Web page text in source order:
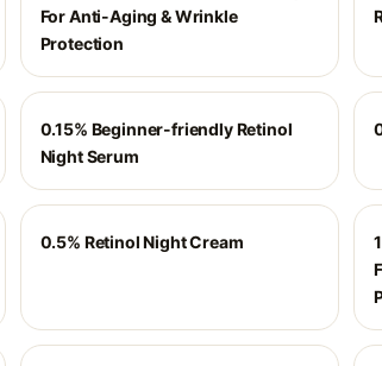
For Anti-Aging & Wrinkle
Protection
0.15% Beginner-friendly Retinol
Night Serum
0.5% Retinol Night Cream